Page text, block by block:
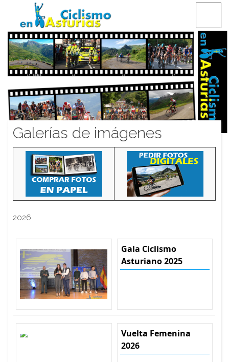
CICLISMO EN ASTURIAS
Galerías de imágenes
2026
Gala Ciclismo
Asturiano 2025
Vuelta Femenina
2026